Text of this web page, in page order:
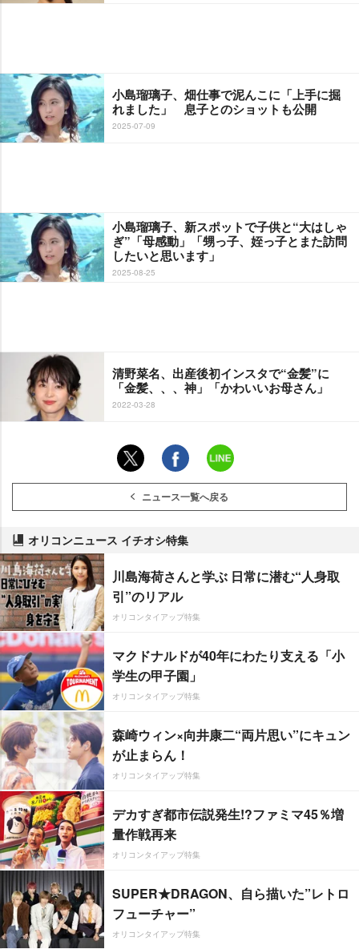
小島瑠璃子、畑仕事で泥んこに「上手に掘
れました」 息子とのショットも公開
2025-07-09
小島瑠璃子、新スポットで子供と“大はしゃ
ぎ”「母感動」「甥っ子、姪っ子とまた訪問
したいと思います」
2025-08-25
清野菜名、出産後初インスタで“金髪”に
「金髪、、、神」「かわいいお母さん」
2022-03-28
ニュース一覧へ戻る
オリコンニュース イチオシ特集
川島海荷さんと学ぶ 日常に潜む“人身取
引”のリアル
オリコンタイアップ特集
マクドナルドが40年にわたり支える「小
学生の甲子園」
オリコンタイアップ特集
森崎ウィン×向井康二“両片思い”にキュン
が止まらん！
オリコンタイアップ特集
デカすぎ都市伝説発生!?ファミマ45％増
量作戦再来
オリコンタイアップ特集
SUPER★DRAGON、自ら描いた”レトロ
フューチャー”
オリコンタイアップ特集